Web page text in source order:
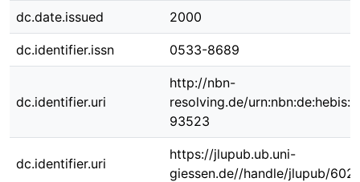
dc.date.issued 2000
dc.identifier.issn 0533-8689
dc.identifier.uri
http://nbn-
resolving.de/
93523
dc.identifier.uri
https://jlupub.ub.uni-
giessen.de//handle/jlupub/6021